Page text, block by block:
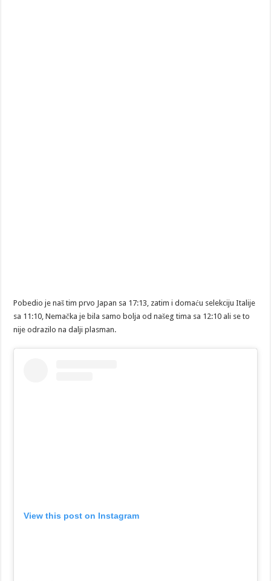
Pobedio je naš tim prvo Japan sa 17:13, zatim i domaću selekciju Italije
sa 11:10, Nemačka je bila samo bolja od našeg tima sa 12:10 ali se to
nije odrazilo na dalji plasman.
View this post on Instagram